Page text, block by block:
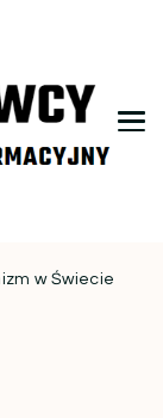
w Świecie